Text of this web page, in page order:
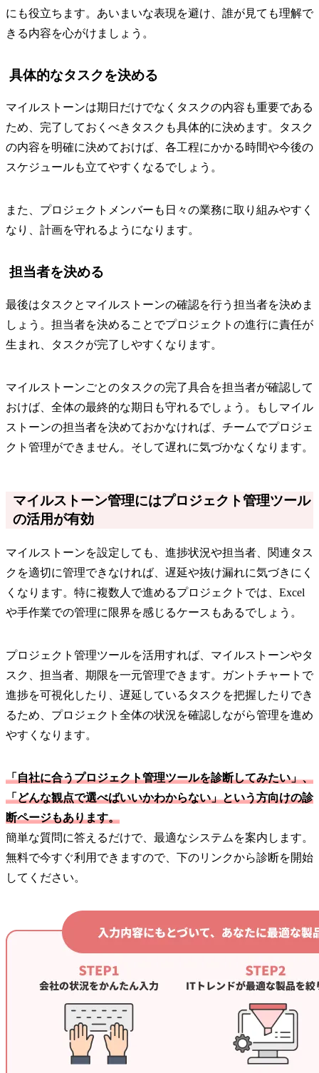
にも役立ちます。あいまいな表現を避け、誰が見ても理解で
きる内容を心がけましょう。
具体的なタスクを決める
マイルストーンは期日だけでなくタスクの内容も重要である
ため、完了しておくべきタスクも具体的に決めます。タスク
の内容を明確に決めておけば、各工程にかかる時間や今後の
スケジュールも立てやすくなるでしょう。
また、プロジェクトメンバーも日々の業務に取り組みやすく
なり、計画を守れるようになります。
担当者を決める
最後はタスクとマイルストーンの確認を行う担当者を決めま
しょう。担当者を決めることでプロジェクトの進行に責任が
生まれ、タスクが完了しやすくなります。
マイルストーンごとのタスクの完了具合を担当者が確認して
おけば、全体の最終的な期日も守れるでしょう。もしマイル
ストーンの担当者を決めておかなければ、チームでプロジェ
クト管理ができません。そして遅れに気づかなくなります。
マイルストーン管理にはプロジェクト管理ツール
の活用が有効
マイルストーンを設定しても、進捗状況や担当者、関連タス
クを適切に管理できなければ、遅延や抜け漏れに気づきにく
くなります。特に複数人で進めるプロジェクトでは、Excel
や手作業での管理に限界を感じるケースもあるでしょう。
プロジェクト管理ツールを活用すれば、マイルストーンやタ
スク、担当者、期限を一元管理できます。ガントチャートで
進捗を可視化したり、遅延しているタスクを把握したりでき
るため、プロジェクト全体の状況を確認しながら管理を進め
やすくなります。
「自社に合うプロジェクト管理ツールを診断してみたい」、
「どんな観点で選べばいいかわからない」という方向けの診
断ページもあります。
簡単な質問に答えるだけで、最適なシステムを案内します。
無料で今すぐ利用できますので、下のリンクから診断を開始
してください。